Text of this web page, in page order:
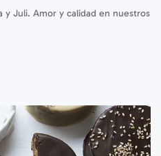
y Juli. Amor y calidad en nuestros